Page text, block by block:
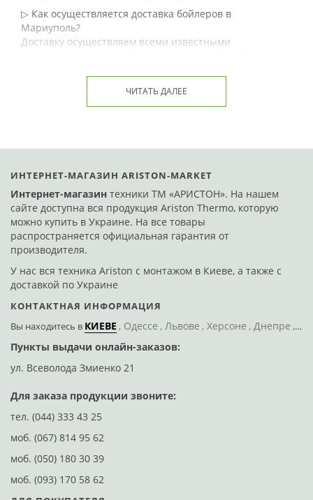
▷ Как осуществляется доставка бойлеров в
Мариуполь?
Доставку осуществляем всеми известными
Херсон,Чернигов
Хмельницкий,Черновцы,Житомир
Мариуполе в online-режиме. Это значит, что вы
можете купить водонагревательную технику в любой
удобный день в рабочее время.
Оригинальные бойлеры с
официальной гарантией качества
Продажа всех представленных в нашем каталоге
моделей осуществляется напрямую от производителя.
вы получаете оригинальную технику – эффективную,
надежную, долговечную. И с официальной гарантией
экономии времени рекомендуем воспользоваться
в Мариуполе (по форме, объему и т.д.);
пользуйтесь набором фильтров – например, с их
цилиндрический водонагреватель Ariston в
Мариуполе для семьи из 2 человек;
ЧИТАТЬ ДАЛЕЕ
ИНТЕРНЕТ-МАГАЗИН ARISTON-MARKET
Интернет-магазин техники ТМ «АРИСТОН». На нашем
сайте доступна вся продукция Ariston Thermo, которую
можно купить в Украине. На все товары
распространяется официальная гарантия от
производителя.
У нас вся техника Ariston с монтажом в Киеве, а также с
доставкой по Украине
КОНТАКТНАЯ ИНФОРМАЦИЯ
Вы находитесь в КИЕВЕ Одессе Львове Херсоне Днепре
Пункты выдачи онлайн-заказов:
ул. Всеволода Змиенко 21
Для заказа продукции звоните:
тел. (044) 333 43 25
моб. (067) 814 95 62
моб. (050) 180 30 39
моб. (093) 170 58 62
ЗВ'ЯЗКУ